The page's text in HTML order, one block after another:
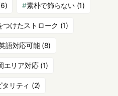
素朴で飾らない(1)
つけたストローク (1)
語対応可能(8)
エリア対応(1)
リティ (2)